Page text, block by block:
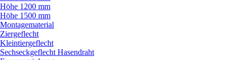
Höhe 1200 mm
Höhe 1500 mm
Montagematerial
Ziergeflecht
Kleintiergeflecht
Sechseckgeflecht Hasendraht